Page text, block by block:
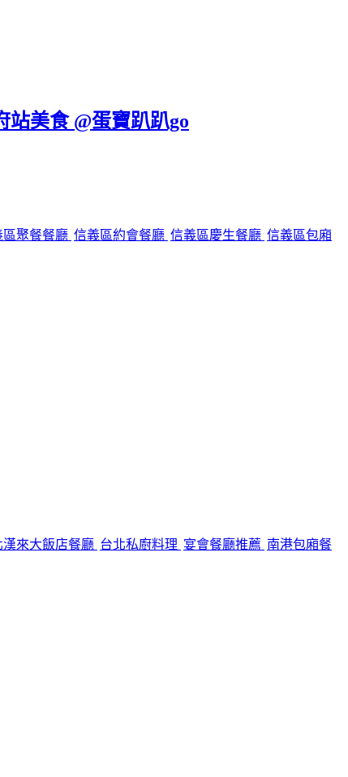
美食 @蛋寶趴趴go
區聚餐餐廳 信義區約會餐廳 信義區慶生餐廳 信義區包廂
漢來大飯店餐廳 台北私廚料理 宴會餐廳推薦 南港包廂餐